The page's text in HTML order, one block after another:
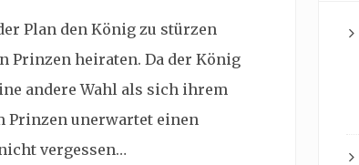
Plan den König zu stürzen
Prinzen heiraten. Da der König
andere Wahl als sich ihrem
Prinzen unerwartet einen
vergessen…